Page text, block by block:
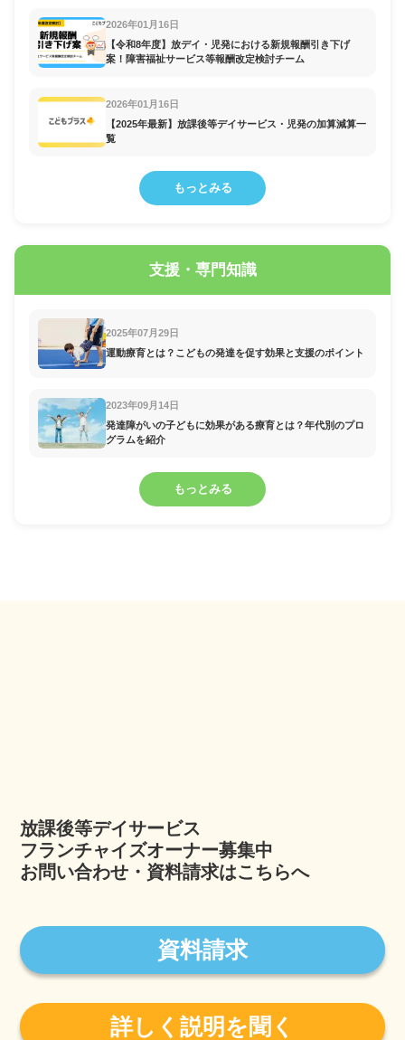
2026年01月16日
【令和8年度】放デイ・児発における新規報酬引き下げ
案！障害福祉サービス等報酬改定検討チーム
2026年01月16日
【2025年最新】放課後等デイサービス・児発の加算減算一
覧
もっとみる
支援・専門知識
2025年07月29日
運動療育とは？こどもの発達を促す効果と支援のポイント
2023年09月14日
発達障がいの子どもに効果がある療育とは？年代別のプロ
グラムを紹介
もっとみる
放課後等デイサービス
フランチャイズオーナー募集中
お問い合わせ・資料請求はこちらへ
資料請求
詳しく説明を聞く